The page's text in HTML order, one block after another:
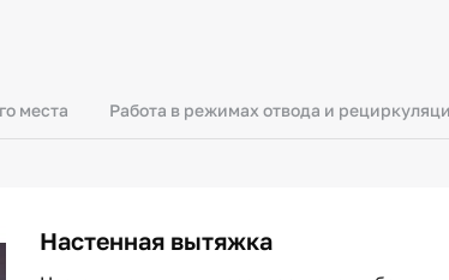
места Работа в режимах отвода и
Настенная вытяжка